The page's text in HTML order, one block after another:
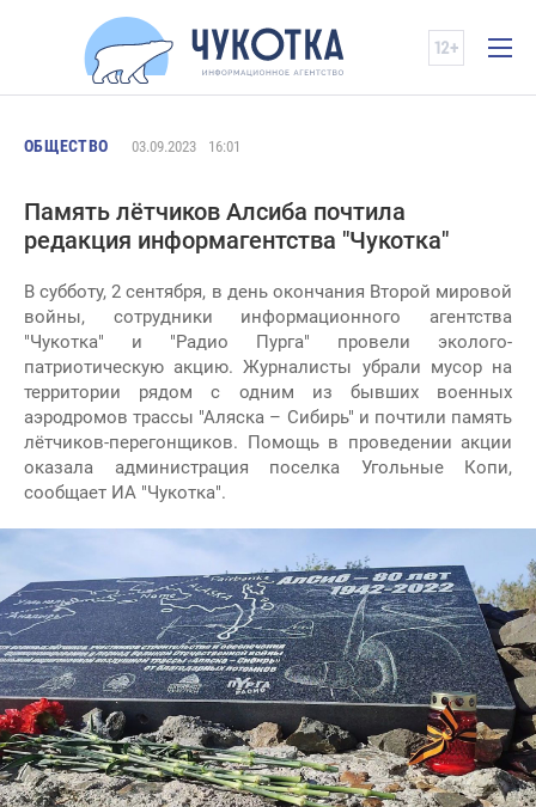
ОБЩЕСТВО 03.09.2023 16:01
Память лётчиков Алсиба почтила
редакция информагентства "Чукотка"
В субботу, 2 сентября, в день окончания Второй мировой
войны, сотрудники информационного агентства
"Чукотка" и "Радио Пурга" провели эколого-
патриотическую акцию. Журналисты убрали мусор на
территории рядом с одним из бывших военных
аэродромов трассы "Аляска – Сибирь" и почтили память
лётчиков-перегонщиков. Помощь в проведении акции
оказала администрация поселка Угольные Копи,
сообщает ИА "Чукотка".